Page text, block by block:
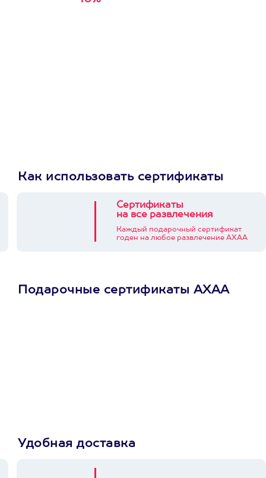
Как использовать сертификаты
Сертификаты
на все развлечения
Каждый подарочный сертификат
годен на любое развлечение АХАА
Подарочные сертификаты АХАА
Удобная доставка